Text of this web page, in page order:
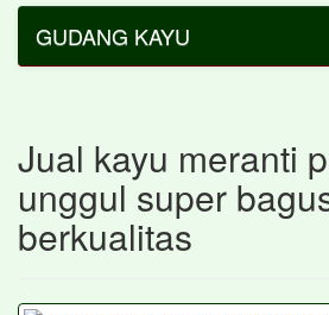
GUDANG KAYU
Jual kayu meranti
unggul super
berkualitas